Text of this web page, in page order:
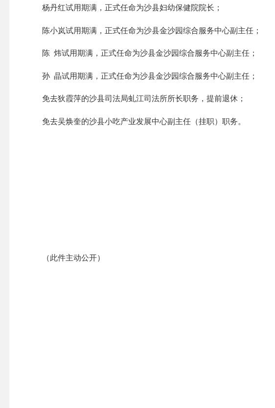
杨丹红试用期满，正式任命为沙县妇幼保健院院长；
陈小岚试用期满，正式任命为沙县金沙园综合服务中心副主任；
陈 炜试用期满，正式任命为沙县金沙园综合服务中心副主任；
孙 晶试用期满，正式任命为沙县金沙园综合服务中心副主任；
免去狄霞萍的沙县司法局虬江司法所所长职务，提前退休；
免去吴焕奎的沙县小吃产业发展中心副主任（挂职）职务。
（此件主动公开）